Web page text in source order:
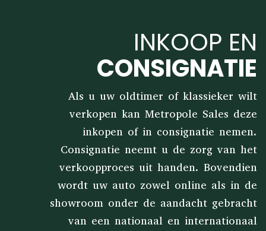
INKOOP EN
CONSIGNATIE
Als u uw oldtimer of klassieker wilt
verkopen kan Metropole Sales deze
inkopen of in consignatie nemen.
Consignatie neemt u de zorg van het
verkoopproces uit handen. Bovendien
wordt uw auto zowel online als in de
showroom onder de aandacht gebracht
van een nationaal en internationaal